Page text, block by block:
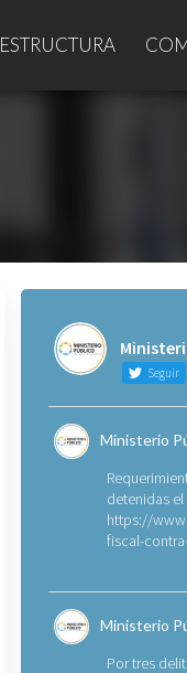
ESTRUCTURA
Seguir
Ministerio
detenidas
https://
fiscal-
Ministerio
Por tres